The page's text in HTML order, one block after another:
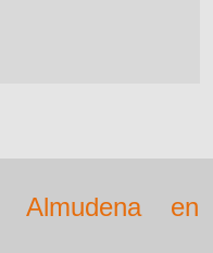
Almudena en